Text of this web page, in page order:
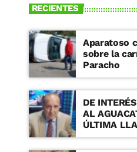
RECIENTES
Aparatoso
sobre la
Paracho
DE
AL
ÚLTIMA